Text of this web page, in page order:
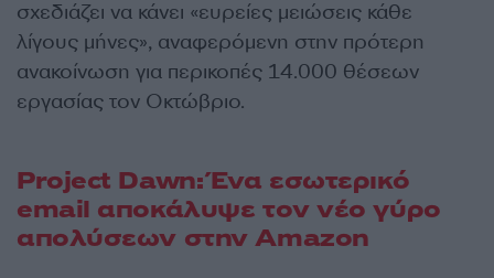
σχεδιάζει να κάνει «ευρείες μειώσεις κάθε
λίγους μήνες», αναφερόμενη στην πρότερη
ανακοίνωση για περικοπές 14.000 θέσεων
εργασίας τον Οκτώβριο.
Project Dawn: Ένα εσωτερικό
email αποκάλυψε τον νέο γύρο
απολύσεων στην Amazon